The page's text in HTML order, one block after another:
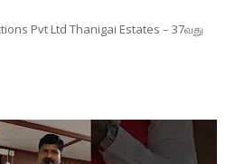
Pvt Ltd Thanigai Estates – 37வது